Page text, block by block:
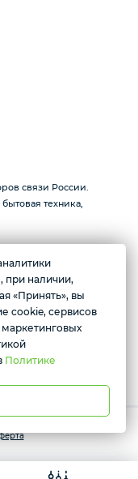
связи России.
техника,
233
Условия доставки
при наличии,
«Принять», вы
cookie, сервисов
Политике
Нет